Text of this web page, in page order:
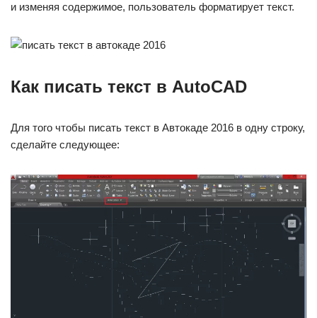
и изменяя содержимое, пользователь форматирует текст.
Как писать текст в AutoCAD
Для того чтобы писать текст в Автокаде 2016 в одну строку,
сделайте следующее: